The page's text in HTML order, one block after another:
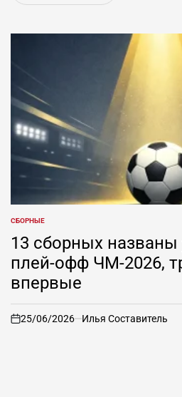
ОПУБЛИКОВАНО
СБОРНЫЕ
13 сборных названы
плей-офф ЧМ-2026,
впервые
on
25/06/2026 Илья Составитель